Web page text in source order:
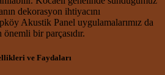
dekorasyon ihtiyacını
Akustik Panel uygulamalarımız da
bir parçasıdır.
ve Faydaları